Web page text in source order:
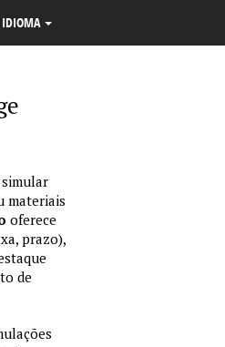
IDIOMA
materiais
oferece
prazo),
de